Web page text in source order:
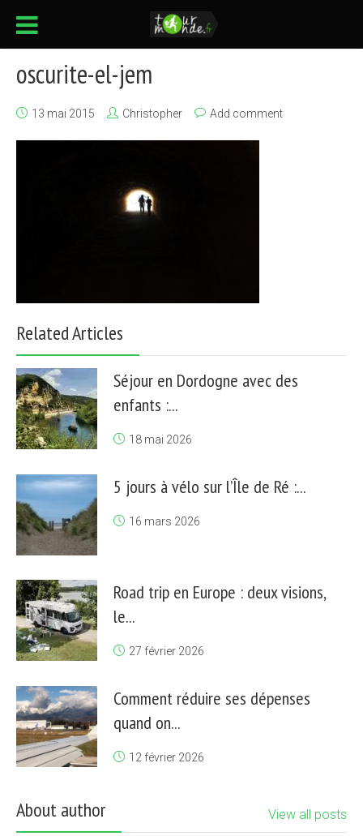
oscurite-el-jem
13 mai 2015 Christopher Add comment
Related Articles
Séjour en Dordogne avec des
enfants :...
18 mai 2026
5 jours à vélo sur l’Île de Ré :...
16 mars 2026
Road trip en Europe : deux visions,
le...
27 février 2026
Comment réduire ses dépenses
quand on...
12 février 2026
About author View all posts